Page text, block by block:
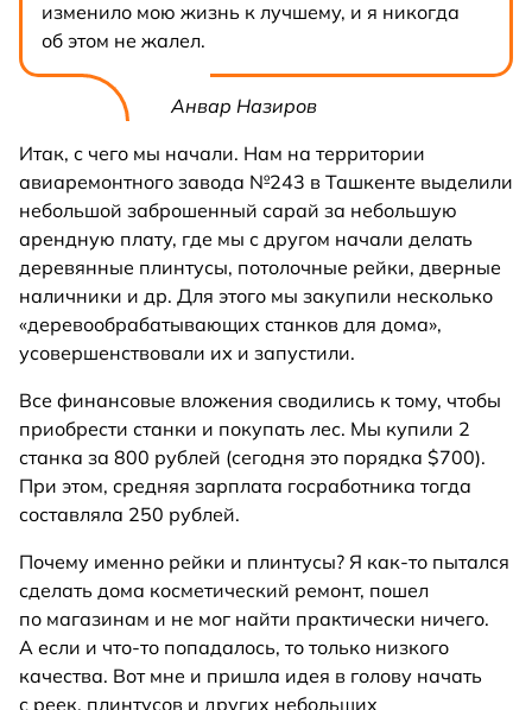
изменило мою жизнь к лучшему, и я никогда
об этом не жалел.
Анвар Назиров
Итак, с чего мы начали. Нам на территории
авиаремонтного завода №243 в Ташкенте выделили
небольшой заброшенный сарай за небольшую
арендную плату, где мы с другом начали делать
деревянные плинтусы, потолочные рейки, дверные
наличники и др. Для этого мы закупили несколько
«деревообрабатывающих станков для дома»,
усовершенствовали их и запустили.
Все финансовые вложения сводились к тому, чтобы
приобрести станки и покупать лес. Мы купили 2
станка за 800 рублей (сегодня это порядка $700).
При этом, средняя зарплата госработника тогда
составляла 250 рублей.
Почему именно рейки и плинтусы? Я как-то пытался
сделать дома косметический ремонт, пошел
по магазинам и не мог найти практически ничего.
А если и что-то попадалось, то только низкого
качества. Вот мне и пришла идея в голову начать
с реек, плинтусов и других небольших